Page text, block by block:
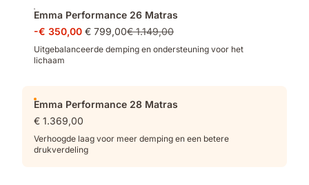
hoes
producten
Emma Performance 26 Matras
-€ 350,00 € 799,00€ 1.149,00
Uitgebalanceerde demping en ondersteuning voor het
lichaam
Emma Performance 28 Matras
€ 1.369,00
Verhoogde laag voor meer demping en een betere
drukverdeling